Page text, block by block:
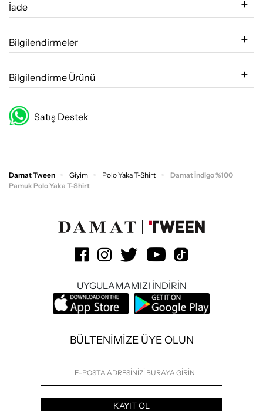
İade
Bilgilendirmeler
Bilgilendirme Ürünü
Satış Destek
Damat Tween Giyim Polo Yaka T-Shirt
Damat İndigo %100
Pamuk Polo Yaka T-Shirt
UYGULAMAMIZI İNDİRİN
BÜLTENİMİZE ÜYE OLUN
KAYIT OL